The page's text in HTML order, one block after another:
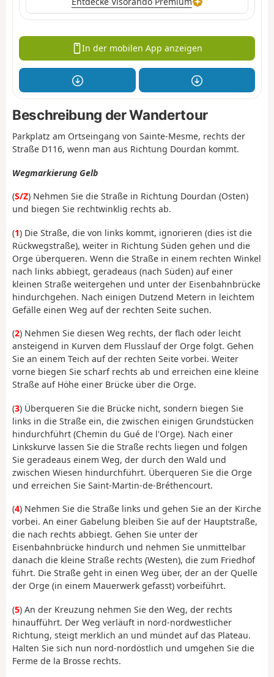
In der mobilen App anzeigen
Beschreibung der Wandertour
Parkplatz am Ortseingang von Sainte-Mesme, rechts der
Straße D116, wenn man aus Richtung Dourdan kommt.
Wegmarkierung Gelb
(S/Z) Nehmen Sie die Straße in Richtung Dourdan (Osten)
und biegen Sie rechtwinklig rechts ab.
(1) Die Straße, die von links kommt, ignorieren (dies ist die
Rückwegstraße), weiter in Richtung Süden gehen und die
Orge überqueren. Wenn die Straße in einem rechten Winkel
nach links abbiegt, geradeaus (nach Süden) auf einer
kleinen Straße weitergehen und unter der Eisenbahnbrücke
hindurchgehen. Nach einigen Dutzend Metern in leichtem
Gefälle einen Weg auf der rechten Seite suchen.
(2) Nehmen Sie diesen Weg rechts, der flach oder leicht
ansteigend in Kurven dem Flusslauf der Orge folgt. Gehen
Sie an einem Teich auf der rechten Seite vorbei. Weiter
vorne biegen Sie scharf rechts ab und erreichen eine kleine
Straße auf Höhe einer Brücke über die Orge.
(3) Überqueren Sie die Brücke nicht, sondern biegen Sie
links in die Straße ein, die zwischen einigen Grundstücken
hindurchführt (Chemin du Gué de l'Orge). Nach einer
Linkskurve lassen Sie die Straße rechts liegen und folgen
Sie geradeaus einem Weg, der durch den Wald und
zwischen Wiesen hindurchführt. Überqueren Sie die Orge
und erreichen Sie Saint-Martin-de-Bréthencourt.
(4) Nehmen Sie die Straße links und gehen Sie an der Kirche
vorbei. An einer Gabelung bleiben Sie auf der Hauptstraße,
die nach rechts abbiegt. Gehen Sie unter der
Eisenbahnbrücke hindurch und nehmen Sie unmittelbar
danach die kleine Straße rechts (Westen), die zum Friedhof
führt. Die Straße geht in einen Weg über, der an der Quelle
der Orge (in einem Mauerwerk gefasst) vorbeiführt.
(5) An der Kreuzung nehmen Sie den Weg, der rechts
hinaufführt. Der Weg verläuft in nord-nordwestlicher
Richtung, steigt merklich an und mündet auf das Plateau.
Halten Sie sich nun nord-nordöstlich und umgehen Sie die
Ferme de la Brosse rechts.